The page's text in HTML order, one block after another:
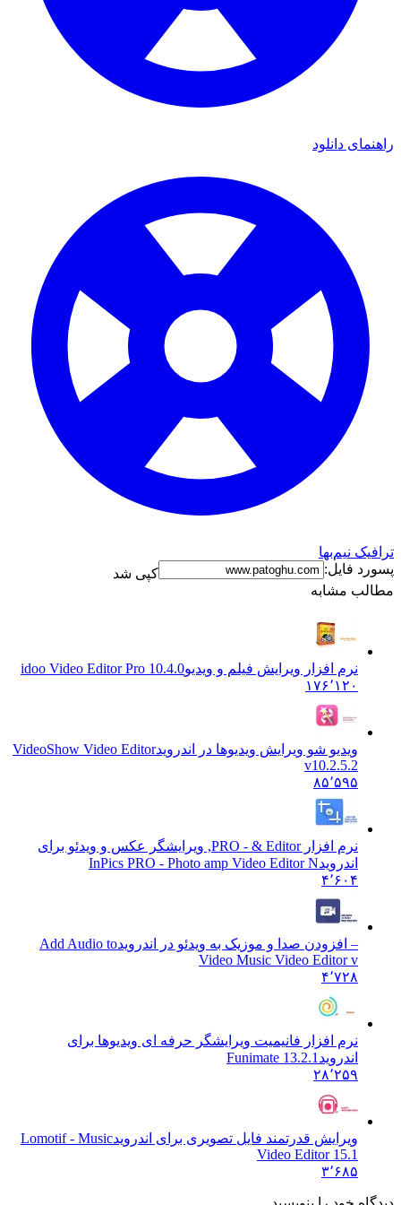
دانلود
نیم‌بها
فایل:
کپی شد
مشابه
نرم افزار ویرایش فیلم و ویدیو idoo Video Editor Pro 10.4.0
۱۷۶٬۱۲۰
ویدیو شو ویرایش ویدیوها در اندروید
VideoShow Video Editor
v10.2.5.2
۸۵٬۵۹۵
نرم افزار PRO - & Editor, ویرایشگر عکس و ویدئو برای
InPics PRO - Photo amp Video Editor N
– افزودن صدا و موزیک به ویدئو در اندروید
Add Audio to
Video Music Video Editor v
نرم افزار فانیمیت ویرایشگر حرفه ای ویدیوها برای
Funimate 13.2.1
۲۸٬۲۵۹
ویرایش قدرتمند فایل تصویری برای اندروید Lomotif - Music
Video Editor 15.1